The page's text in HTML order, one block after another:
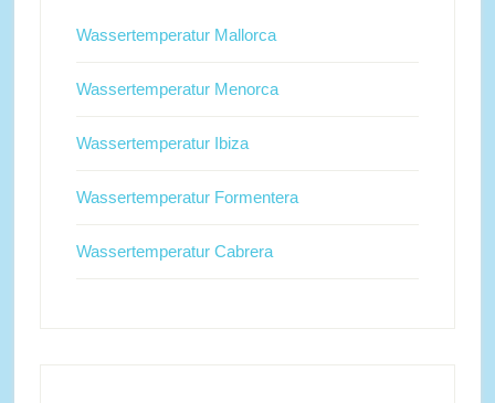
Wassertemperatur Mallorca
Wassertemperatur Menorca
Wassertemperatur Ibiza
Wassertemperatur Formentera
Wassertemperatur Cabrera